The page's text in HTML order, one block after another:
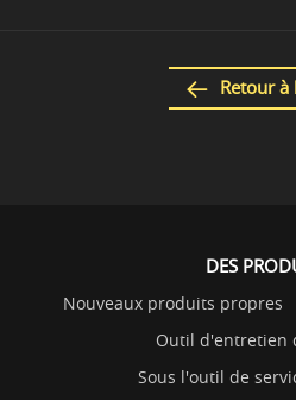
Retour à
DES
Nouveaux produits propres
Outil d'entretien
Sous l'outil de